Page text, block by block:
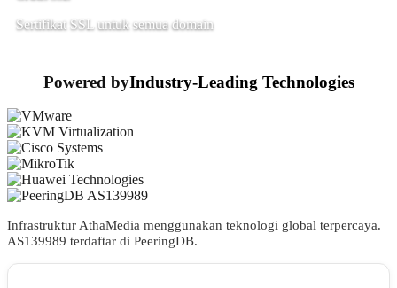
Sertifikat SSL untuk semua domain
Powered byIndustry-Leading Technologies
Infrastruktur AthaMedia menggunakan teknologi global terpercaya.
AS139989 terdaftar di PeeringDB.